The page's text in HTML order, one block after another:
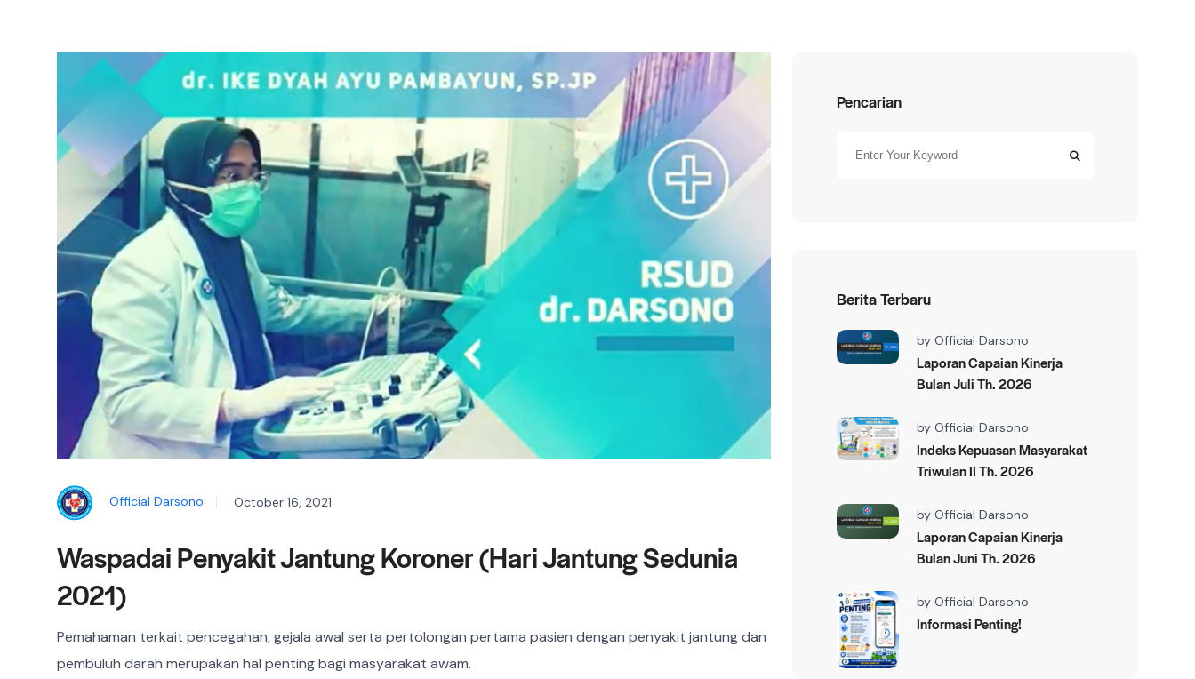
Official Darsono October 16, 2021
Waspadai Penyakit Jantung Koroner (Hari Jantung Sedunia
2021)
Pemahaman terkait pencegahan, gejala awal serta pertolongan pertama pasien dengan penyakit jantung dan
pembuluh darah merupakan hal penting bagi masyarakat awam.
Pencarian
Berita Terbaru
by Official Darsono
Laporan Capaian Kinerja
Bulan Juli Th. 2026
by Official Darsono
Indeks Kepuasan Masyarakat
Triwulan II Th. 2026
by Official Darsono
Laporan Capaian Kinerja
Bulan Juni Th. 2026
by Official Darsono
Informasi Penting!